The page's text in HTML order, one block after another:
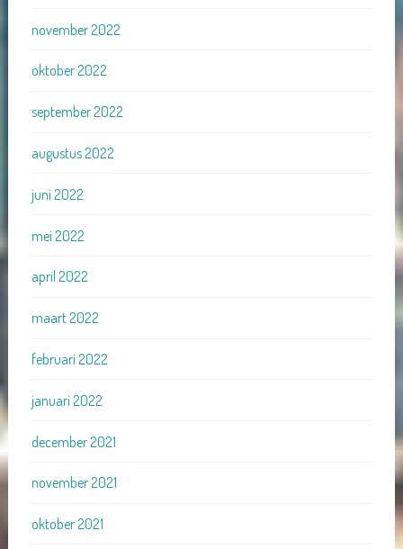
november 2022
oktober 2022
september 2022
augustus 2022
juni 2022
mei 2022
april 2022
maart 2022
februari 2022
januari 2022
december 2021
november 2021
oktober 2021